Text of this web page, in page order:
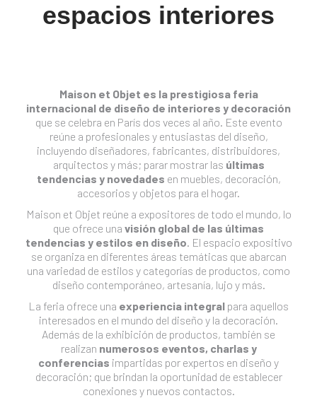
espacios interiores
Maison et Objet es la prestigiosa feria
internacional de diseño de interiores y decoración
que se celebra en París dos veces al año. Este evento
reúne a profesionales y entusiastas del diseño,
incluyendo diseñadores, fabricantes, distribuidores,
arquitectos y más; parar mostrar las últimas
tendencias y novedades en muebles, decoración,
accesorios y objetos para el hogar.
Maison et Objet reúne a expositores de todo el mundo, lo
que ofrece una visión global de las últimas
tendencias y estilos en diseño. El espacio expositivo
se organiza en diferentes áreas temáticas que abarcan
una variedad de estilos y categorías de productos, como
diseño contemporáneo, artesanía, lujo y más.
La feria ofrece una experiencia integral para aquellos
interesados en el mundo del diseño y la decoración.
Además de la exhibición de productos, también se
realizan numerosos eventos, charlas y
conferencias impartidas por expertos en diseño y
decoración; que brindan la oportunidad de establecer
conexiones y nuevos contactos.